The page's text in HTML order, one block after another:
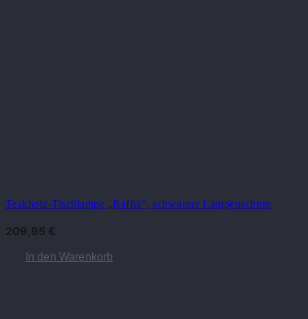
Teakholz-Tischlampe „Raffia“, schwarzer Lampenschirm
209,95 €
In den Warenkorb